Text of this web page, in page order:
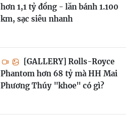
hơn 1,1 tỷ đồng - lăn bánh 1.100
km, sạc siêu nhanh
[GALLERY] Rolls-Royce
Phantom hơn 68 tỷ mà HH Mai
Phương Thúy "khoe" có gì?